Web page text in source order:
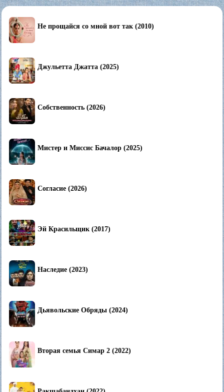
Не прощайся со мной вот так (2010)
Джульетта Джатта (2025)
Собственность (2026)
Мистер и Миссис Бачалор (2025)
Согласие (2026)
Эй Красильщик (2017)
Наследие (2023)
Дьявольские Обряды (2024)
Вторая семья Симар 2 (2022)